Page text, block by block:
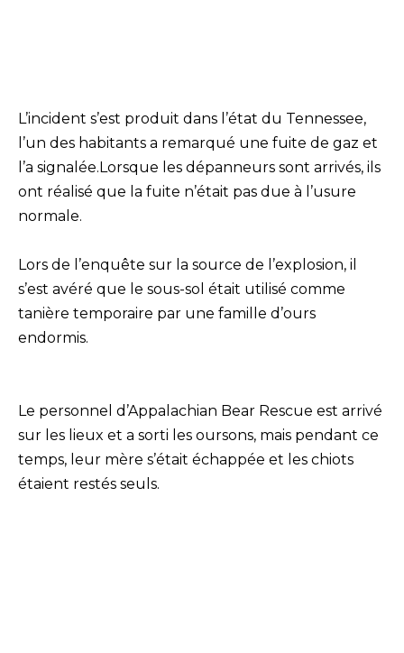
L’incident s’est produit dans l’état du Tennessee,
l’un des habitants a remarqué une fuite de gaz et
l’a signalée.Lorsque les dépanneurs sont arrivés, ils
ont réalisé que la fuite n’était pas due à l’usure
normale.
Lors de l’enquête sur la source de l’explosion, il
s’est avéré que le sous-sol était utilisé comme
tanière temporaire par une famille d’ours
endormis.
Le personnel d’Appalachian Bear Rescue est arrivé
sur les lieux et a sorti les oursons, mais pendant ce
temps, leur mère s’était échappée et les chiots
étaient restés seuls.